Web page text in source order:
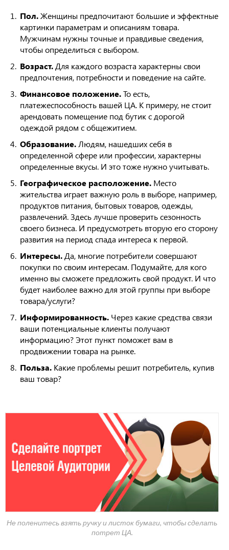
Пол.Женщины предпочитают большие и эффектные
картинки параметрам и описаниям товара.
Мужчинам нужны точные и правдивые сведения,
чтобы определиться с выбором.
Возраст. Для каждого возраста характерны свои
предпочтения, потребности и поведение на сайте.
Финансовое положение.То есть,
платежеспособность вашей ЦА. К примеру, не стоит
арендовать помещение под бутик с дорогой
одеждой рядом с общежитием.
Образование. Людям, нашедших себя в
определенной сфере или профессии, характерны
определенные вкусы. И это тоже нужно учитывать.
Географическое расположение. Место
жительства играет важную роль в выборе, например,
продуктов питания, бытовых товаров, одежды,
развлечений. Здесь лучше проверить сезонность
своего бизнеса. И предусмотреть вторую его сторону
развития на период спада интереса к первой.
Интересы. Да, многие потребители совершают
покупки по своим интересам. Подумайте, для кого
именно вы сможете предложить свой продукт. И что
будет наиболее важно для этой группы при выборе
товара/услуги?
Информированность. Через какие средства связи
ваши потенциальные клиенты получают
информацию? Этот пункт поможет вам в
продвижении товара на рынке.
Польза. Какие проблемы решит потребитель, купив
ваш товар?
Не поленитесь взять ручку и листок бумаги, чтобы сделать
потрет ЦА.